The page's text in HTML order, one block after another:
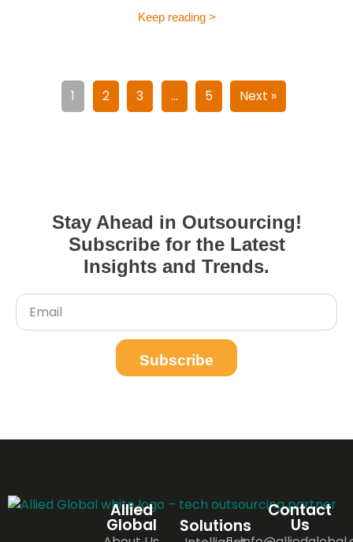
Keep reading >
1 2 3 … 5 Next »
Stay Ahead in Outsourcing!
Subscribe for the Latest
Insights and Trends.
Subscribe
Allied
Global Solutions
Contact
Us